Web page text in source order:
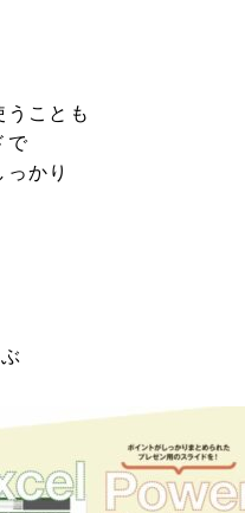
ことも
で
かり